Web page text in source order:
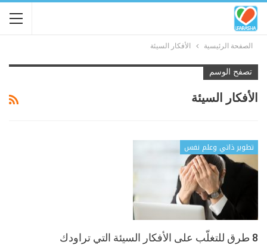
الصفحة الرئيسية الأفكار السيئة
تصفح الوسم
الأفكار السيئة
تطوير ذاتي وعلم نفس
8 طرق للتغلّب على الأفكار السيئة التي تراودك